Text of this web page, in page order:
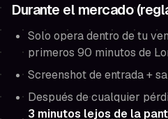
Durante el mercado
Solo opera dentro de tu
primeros 90 minutos de
Screenshot de entrada +
Después de cualquier
3 minutos lejos de la